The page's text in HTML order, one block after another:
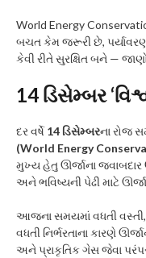
World Energy
બચત કેમ જરૂરી છે,
કેવી રીતે સુરક્ષિત બને —
14 ડિસેમ્બર
દર વર્ષે14 ડિસેમ્બરના રોજ
(World Energy
મુખ્ય હેતુ ઊર્જાના જવાબદાર
અને ભવિષ્યની પેઢી માટે
આજના સમયમાં વધતી
વધતી નિર્ભરતાના કારણે
અને પ્રાકૃતિક ગેસ જેવા